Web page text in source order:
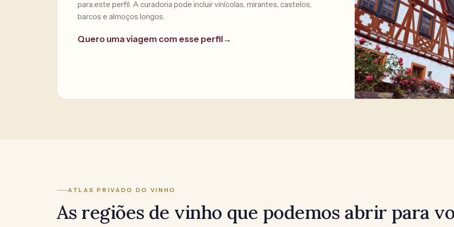
para este perfil. A curadoria pode incluir vinícolas, mirantes, castelos,
barcos e almoços longos.
Quero uma viagem com esse perfil→
ATLAS PRIVADO DO VINHO
As regiões de vinho que podemos abrir para